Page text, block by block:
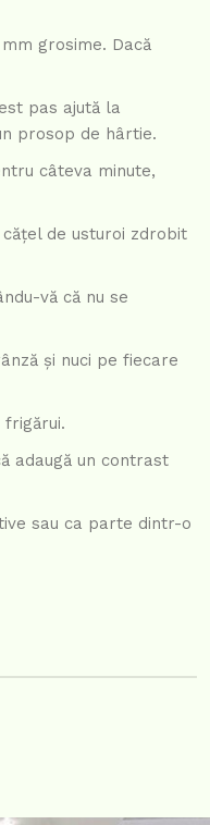
grosime. Dacă
pas ajută la
prosop de hârtie.
câteva minute,
de usturoi zdrobit
vă că nu se
și nuci pe fiecare
adaugă un contrast
sau ca parte dintr-o